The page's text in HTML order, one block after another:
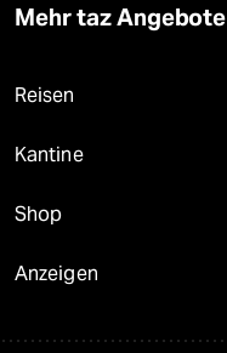
Mehr taz Angebote
Reisen
Kantine
Shop
Anzeigen